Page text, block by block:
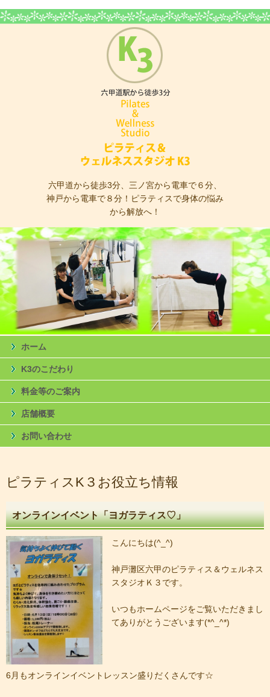
六甲道から徒歩3分、三ノ宮から電車で６分、
神戸から電車で８分！ピラティスで身体の悩み
から解放へ！
ホーム
K3のこだわり
料金等のご案内
店舗概要
お問い合わせ
ピラティスK３お役立ち情報
オンラインイベント「ヨガラティス♡」
こんにちは(^_^)
神戸灘区六甲のピラティス＆ウェルネス
スタジオＫ３です。
いつもホームページをご覧いただきまし
てありがとうございます(*^_^*)
6月もオンラインイベントレッスン盛りだくさんです☆